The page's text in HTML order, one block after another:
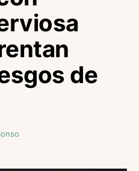
de